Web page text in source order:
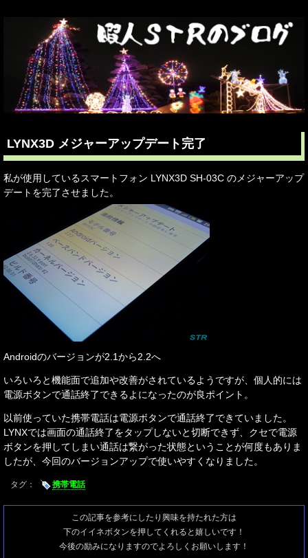
LYNX3D メジャーアップデート完了
私が使用しているスマートフォン LYNX3D SH-03C のメジャーアップ
デートを完了させました。
Androidのバージョンが2.1から2.2へ
いろいろと機能面で追加や改善がされているようですが、個人的には
電源ボタンで通話終了できるよになったのが良ポイント。
以前使っていた携帯電話は電源ボタンで通話終了できていました。
LYNXでは画面の通話終了をタップしないと切断できず、クセで電源
ボタンを押してしまい通話は繋がった状態ということが何度もありま
したが、今回のバージョンアップで使いやすくなりました。
タグ： 携帯電話
この記事を参考にしたり興味を持たれた方は
下のイイネボタンを押してくれると嬉しいです！
今後の励みになりますのでよろしくお願いします！